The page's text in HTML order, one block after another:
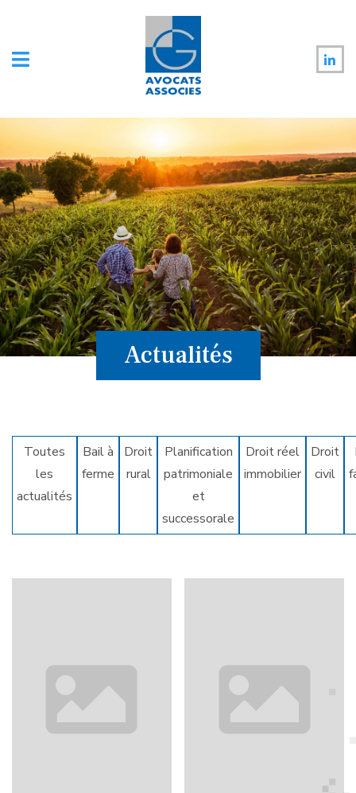
Actualités
Toutes
les
actualités
Bail à
ferme
Droit
rural
Planification
patrimoniale
et
successorale
Droit réel
immobilier
Droit
civil